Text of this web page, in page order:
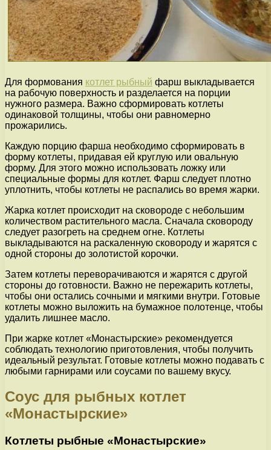
Для формования котлет рыбный фарш выкладывается
на рабочую поверхность и разделается на порции
нужного размера. Важно сформировать котлеты
одинаковой толщины, чтобы они равномерно
прожарились.
Каждую порцию фарша необходимо сформировать в
форму котлеты, придавая ей круглую или овальную
форму. Для этого можно использовать ложку или
специальные формы для котлет. Фарш следует плотно
уплотнить, чтобы котлеты не распались во время жарки.
Жарка котлет происходит на сковороде с небольшим
количеством растительного масла. Сначала сковороду
следует разогреть на среднем огне. Котлеты
выкладываются на раскаленную сковороду и жарятся с
одной стороны до золотистой корочки.
Затем котлеты переворачиваются и жарятся с другой
стороны до готовности. Важно не пережарить котлеты,
чтобы они остались сочными и мягкими внутри. Готовые
котлеты можно выложить на бумажное полотенце, чтобы
удалить лишнее масло.
При жарке котлет «Монастырские» рекомендуется
соблюдать технологию приготовления, чтобы получить
идеальный результат. Готовые котлеты можно подавать с
любыми гарнирами или соусами по вашему вкусу.
Соус для рыбных котлет
«Монастырские»
Котлеты рыбные «Монастырские»